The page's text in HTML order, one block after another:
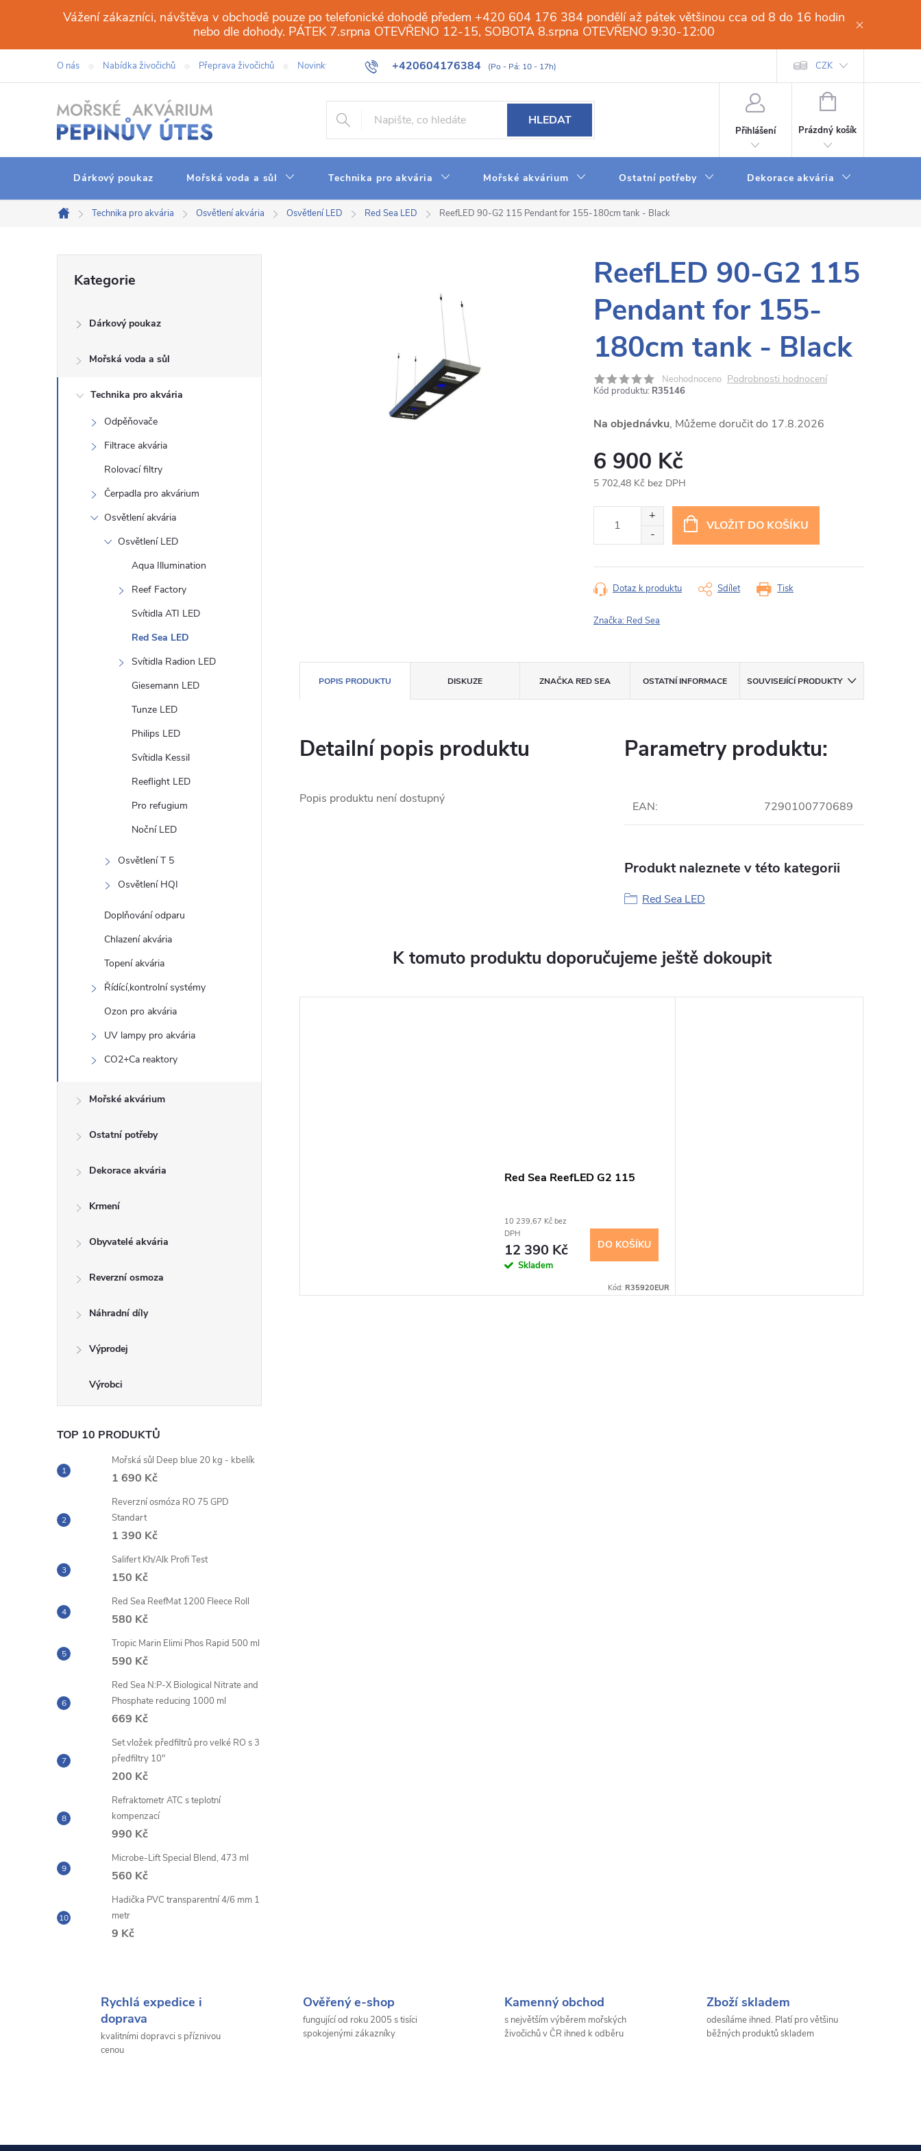
obsah
Vážení zákazníci, návštěva v obchodě pouze po telefonické dohodě předem +420 604 176 384 pondělí až pátek většinou cca od 8 do 16 hodin
nebo dle dohody. PÁTEK 7.srpna OTEVŘENO 12-15, SOBOTA 8.srpna OTEVŘENO 9:30-12:00
+420604176384
O nás Nabídka živočichů Přeprava živočichů Novinky Galerie Obchod Web Slovník pojmů Obchodní podmínky Dodací a platební
CZK
HLEDAT
Přihlášení
NÁKUPNÍ
Prázdný košík
Dárkový poukaz Mořská voda a sůl Technika pro akvária Mořské akvárium Ostatní potřeby Dekorace akvária
Domů
Technika pro akvária Osvětlení akvária Osvětlení LED Red Sea LED ReefLED 90-G2 115 Pendant for 155-180cm tank - Black
t
kategorie
Kategorie
Dárkový poukaz
Mořská voda a sůl
Technika pro akvária
Odpěňovače
Filtrace akvária
Rolovací filtry
Čerpadla pro akvárium
Osvětlení akvária
Osvětlení LED
Aqua Illumination
Reef Factory
Svítidla ATI LED
Red Sea LED
Svítidla Radion LED
Giesemann LED
Tunze LED
Philips LED
Svítidla Kessil
Reeflight LED
Pro refugium
Noční LED
Osvětlení T 5
Osvětlení HQI
Doplňování odparu
Chlazení akvária
Topení akvária
Řídící,kontrolní systémy
Ozon pro akvária
UV lampy pro akvária
CO2+Ca reaktory
Mořské akvárium
Ostatní potřeby
Dekorace akvária
Krmení
Obyvatelé akvária
Reverzní osmoza
Náhradní díly
Výprodej
TOP 10 PRODUKTŮ
Mořská sůl Deep blue 20 kg - kbelík
1 690 Kč
Reverzní osmóza RO 75 GPD
Standart
1 390 Kč
Salifert Kh/Alk Profi Test
150 Kč
Red Sea ReefMat 1200 Fleece Roll
580 Kč
Tropic Marin Elimi Phos Rapid 500 ml
590 Kč
Red Sea N:P-X Biological Nitrate and
Phosphate reducing 1000 ml
669 Kč
Set vložek předfiltrů pro velké RO s 3
předfiltry 10"
200 Kč
Refraktometr ATC s teplotní
kompenzací
990 Kč
Microbe-Lift Special Blend, 473 ml
560 Kč
Hadička PVC transparentní 4/6 mm 1
metr
9 Kč
ReefLED 90-G2 115
Pendant for 155-
180cm tank - Black
Neohodnoceno Podrobnosti hodnocení
Kód produktu: R35146
Na objednávku 17.8.2026
6 900 Kč
5 702,48 Kč bez DPH
VLOŽIT DO KOŠÍKU
Tisk
Dotaz k produktu Sdílet
Značka: Red Sea
POPIS PRODUKTU DISKUZE ZNAČKARED SEA OSTATNÍ INFORMACE SOUVISEJÍCÍ PRODUKTY
Detailní popis produktu
Popis produktu není dostupný
Parametry produktu:
EAN: 7290100770689
Produkt naleznete v této kategorii
Red Sea LED
K tomuto produktu doporučujeme ještě dokoupit
Red Sea ReefLED G2 115
10 239,67 Kč bez
DPH
12 390 Kč
Skladem
DO KOŠÍKU
Kód: R35920EUR
Rychlá expedice i
doprava
kvalitními dopravci s příznivou
cenou
Ověřený e-shop
fungující od roku 2005 s tisíci
spokojenými zákazníky
Kamenný obchod
s největším výběrem mořských
živočichů v ČR ihned k odběru
Zboží skladem
odesíláme ihned. Platí pro většinu
běžných produktů skladem